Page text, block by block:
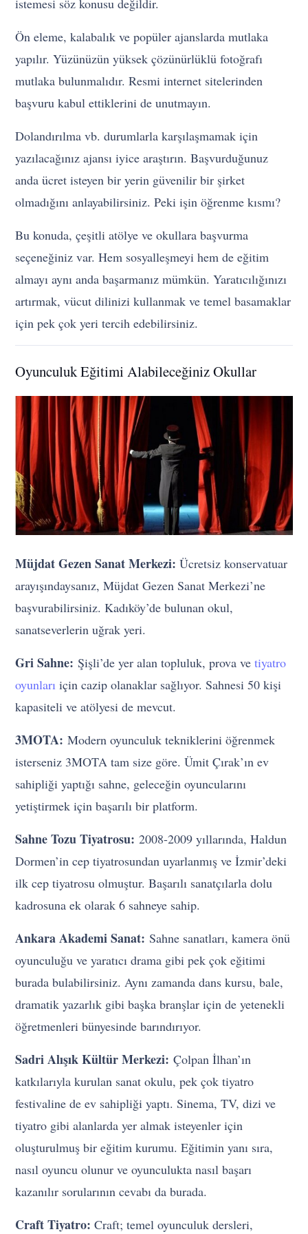
istemesi söz konusu değildir.
Ön eleme, kalabalık ve popüler ajanslarda mutlaka
yapılır. Yüzünüzün yüksek çözünürlüklü fotoğrafı
mutlaka bulunmalıdır. Resmi internet sitelerinden
başvuru kabul ettiklerini de unutmayın.
Dolandırılma vb. durumlarla karşılaşmamak için
yazılacağınız ajansı iyice araştırın. Başvurduğunuz
anda ücret isteyen bir yerin güvenilir bir şirket
olmadığını anlayabilirsiniz. Peki işin öğrenme kısmı?
Bu konuda, çeşitli atölye ve okullara başvurma
seçeneğiniz var. Hem sosyalleşmeyi hem de eğitim
almayı aynı anda başarmanız mümkün. Yaratıcılığınızı
artırmak, vücut dilinizi kullanmak ve temel basamaklar
için pek çok yeri tercih edebilirsiniz.
Oyunculuk Eğitimi Alabileceğiniz Okullar
Müjdat Gezen Sanat Merkezi: Ücretsiz konservatuar
arayışındaysanız, Müjdat Gezen Sanat Merkezi’ne
başvurabilirsiniz. Kadıköy’de bulunan okul,
sanatseverlerin uğrak yeri.
Gri Sahne: Şişli’de yer alan topluluk, prova vetiyatro
oyunları için cazip olanaklar sağlıyor. Sahnesi 50 kişi
kapasiteli ve atölyesi de mevcut.
3MOTA:Modern oyunculuk tekniklerini öğrenmek
isterseniz 3MOTA tam size göre. Ümit Çırak’ın ev
sahipliği yaptığı sahne, geleceğin oyuncularını
yetiştirmek için başarılı bir platform.
Sahne Tozu Tiyatrosu:2008-2009 yıllarında, Haldun
Dormen’in cep tiyatrosundan uyarlanmış ve İzmir’deki
ilk cep tiyatrosu olmuştur. Başarılı sanatçılarla dolu
kadrosuna ek olarak 6 sahneye sahip.
Ankara Akademi Sanat:Sahne sanatları, kamera önü
oyunculuğu ve yaratıcı drama gibi pek çok eğitimi
burada bulabilirsiniz. Aynı zamanda dans kursu, bale,
dramatik yazarlık gibi başka branşlar için de yetenekli
öğretmenleri bünyesinde barındırıyor.
Sadri Alışık Kültür Merkezi:Çolpan İlhan’ın
katkılarıyla kurulan sanat okulu, pek çok tiyatro
festivaline de ev sahipliği yaptı. Sinema, TV, dizi ve
tiyatro gibi alanlarda yer almak isteyenler için
oluşturulmuş bir eğitim kurumu. Eğitimin yanı sıra,
nasıl oyuncu olunur ve oyunculukta nasıl başarı
kazanılır sorularının cevabı da burada.
Craft Tiyatro:Craft; temel oyunculuk dersleri,